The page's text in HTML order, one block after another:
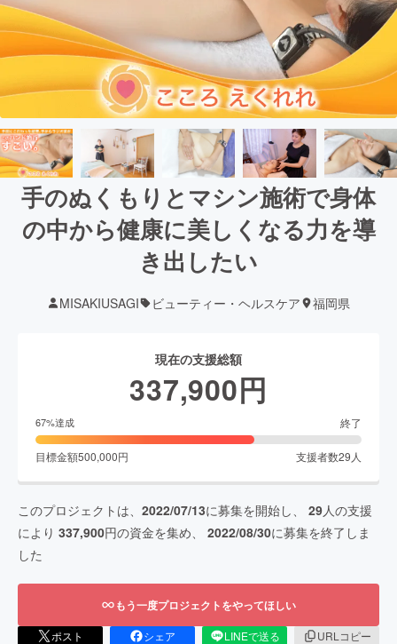
手のぬくもりとマシン施術で身体
の中から健康に美しくなる力を導
き出したい
MISAKIUSAGI ビューティー・ヘルスケア 福岡県
現在の支援総額
337,900円
67%達成 終了
目標金額500,000円 支援者数29 人
このプロジェクトは、 2022/07/13に募集を開始し、 29人の支援
により 337,900円の資金を集め、 2022/08/30に募集を終了しま
した
もう一度プロジェクトをやってほしい
ポスト シェア LINEで送る
URLコピー